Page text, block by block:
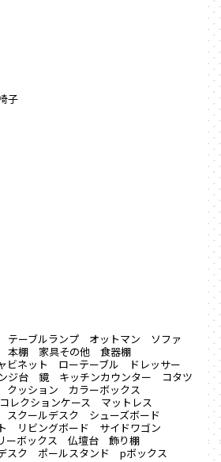
子
テーブルランプ オットマン
ソファ
本棚 家具その他
食器棚
ビネット ローテーブル
ドレッサー
ジ台 鏡 キッチンカウンター
コタツ
クッション
カラーボックス
コレクションケース
マットレス
スクールデスク
シューズボード
リビングボード
サイドワゴン
ーボックス 仏壇台
飾り棚
スク ポールスタンド pボックス